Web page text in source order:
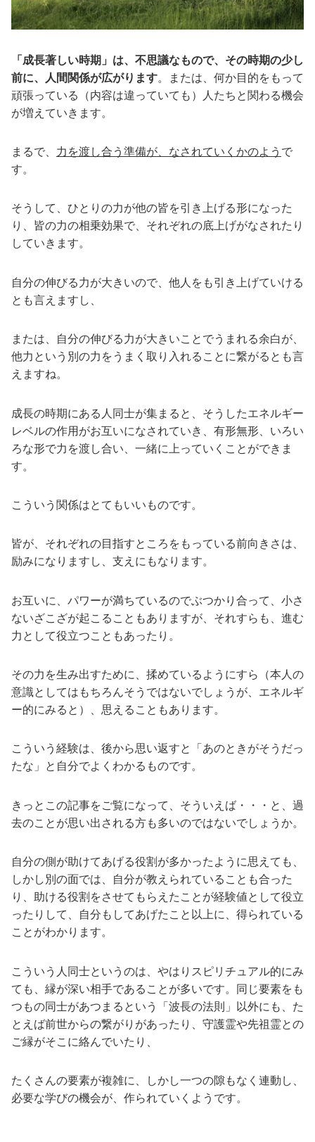
「成長著しい時期」は、不思議なもので、その時期の少し
前に、人間関係が広がります。または、何か目的をもって
頑張っている（内容は違っていても）人たちと関わる機会
が増えていきます。
まるで、 力を渡し合う準備が、なされていくかのよう で
す。
そうして、ひとりの力が他の皆を引き上げる形になった
り、皆の力の相乗効果で、それぞれの底上げがなされたり
していきます。
自分の伸びる力が大きいので、他人をも引き上げていける
とも言えますし、
または、自分の伸びる力が大きいことでうまれる余白が、
他力という別の力をうまく取り入れることに繋がるとも言
えますね。
成長の時期にある人同士が集まると、そうしたエネルギー
レベルの作用がお互いになされていき、有形無形、いろい
ろな形で力を渡し合い、一緒に上っていくことができま
す。
こういう関係はとてもいいものです。
皆が、それぞれの目指すところをもっている前向きさは、
励みになりますし、支えにもなります。
お互いに、パワーが満ちているのでぶつかり合って、小さ
ないざこざが起こることもありますが、それすらも、進む
力として役立つこともあったり。
その力を生み出すために、揉めているようにすら（本人の
意識としてはもちろんそうではないでしょうが、エネルギ
ー的にみると）、思えることもあります。
こういう経験は、後から思い返すと「あのときがそうだっ
たな」と自分でよくわかるものです。
きっとこの記事をご覧になって、そういえば・・・と、過
去のことが思い出される方も多いのではないでしょうか。
自分の側が助けてあげる役割が多かったように思えても、
しかし別の面では、自分が教えられていることも合った
り、助ける役割をさせてもらえたことが経験値として役立
ったりして、自分もしてあげたこと以上に、得られている
ことがわかります。
こういう人同士というのは、やはりスピリチュアル的にみ
ても、縁が深い相手であることが多いです。同じ要素をも
つもの同士があつまるという「波長の法則」以外にも、た
とえば前世からの繋がりがあったり、守護霊や先祖霊との
ご縁がそこに絡んでいたり、
たくさんの要素が複雑に、しかし一つの隙もなく連動し、
必要な学びの機会が、作られていくようです。